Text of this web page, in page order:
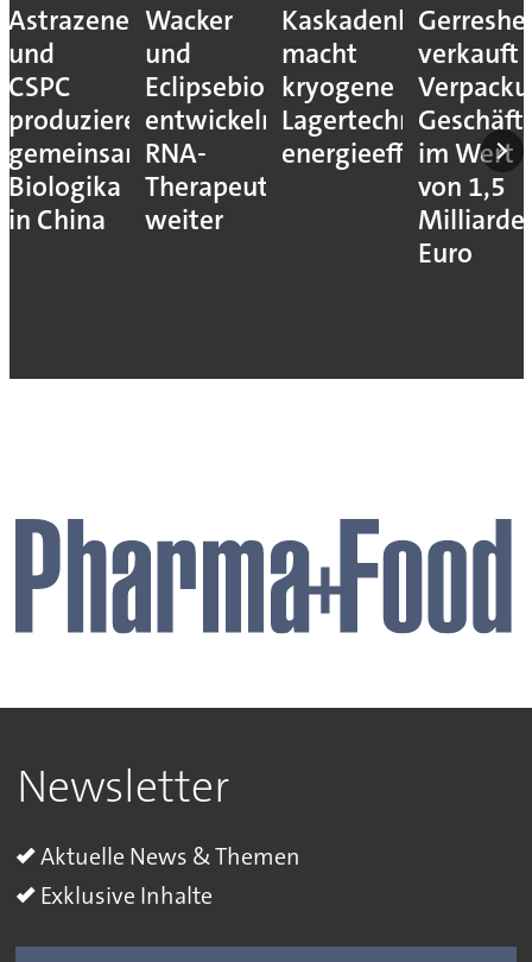
Astrazeneca
und
CSPC
produzieren
gemeinsam
Biologika
in China
Wacker
und
Eclipsebio
entwickeln
RNA-
Therapeutika
weiter
Kaskadenkonzept
macht
kryogene
Lagertechnik
energieeffizienter
verkauft
im Wert
von 1,5
Euro
Newsletter
Aktuelle News & Themen
Exklusive Inhalte